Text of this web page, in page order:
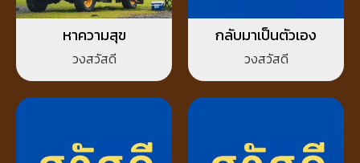
หาความสุข
วงสวัสดี
กลับมาเป็นตัวเอง
วงสวัสดี